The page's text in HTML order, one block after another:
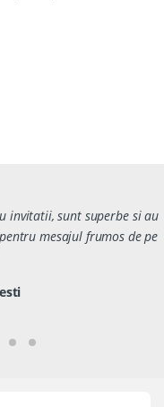
invitatii, sunt superbe si au
mesajul frumos de pe